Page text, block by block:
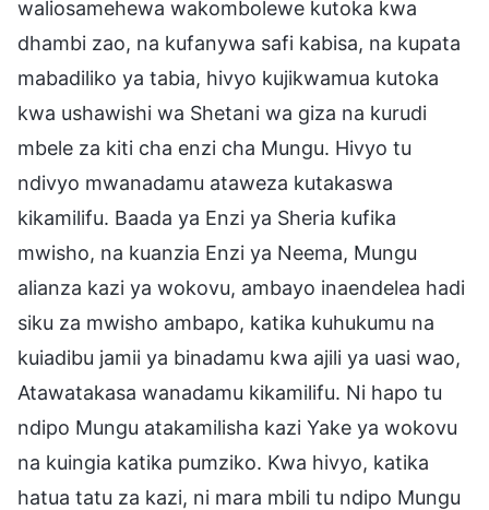
waliosamehewa wakombolewe kutoka kwa
dhambi zao, na kufanywa safi kabisa, na kupata
mabadiliko ya tabia, hivyo kujikwamua kutoka
kwa ushawishi wa Shetani wa giza na kurudi
mbele za kiti cha enzi cha Mungu. Hivyo tu
ndivyo mwanadamu ataweza kutakaswa
kikamilifu. Baada ya Enzi ya Sheria kufika
mwisho, na kuanzia Enzi ya Neema, Mungu
alianza kazi ya wokovu, ambayo inaendelea hadi
siku za mwisho ambapo, katika kuhukumu na
kuiadibu jamii ya binadamu kwa ajili ya uasi wao,
Atawatakasa wanadamu kikamilifu. Ni hapo tu
ndipo Mungu atakamilisha kazi Yake ya wokovu
na kuingia katika pumziko. Kwa hivyo, katika
hatua tatu za kazi, ni mara mbili tu ndipo Mungu